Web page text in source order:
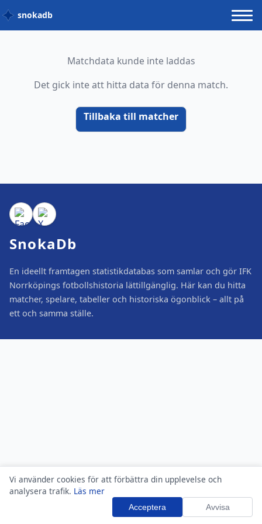
Vi använder cookies för att förbättra din upplevelse och
analysera trafik. Läs mer
Acceptera Avvisa
snokadb
Matchdata kunde inte laddas
Det gick inte att hitta data för denna match.
Tillbaka till matcher
SnokaDb
En ideellt framtagen statistikdatabas som samlar och gör IFK
Norrköpings fotbollshistoria lättillgänglig. Här kan du hitta
matcher, spelare, tabeller och historiska ögonblick – allt på
ett och samma ställe.